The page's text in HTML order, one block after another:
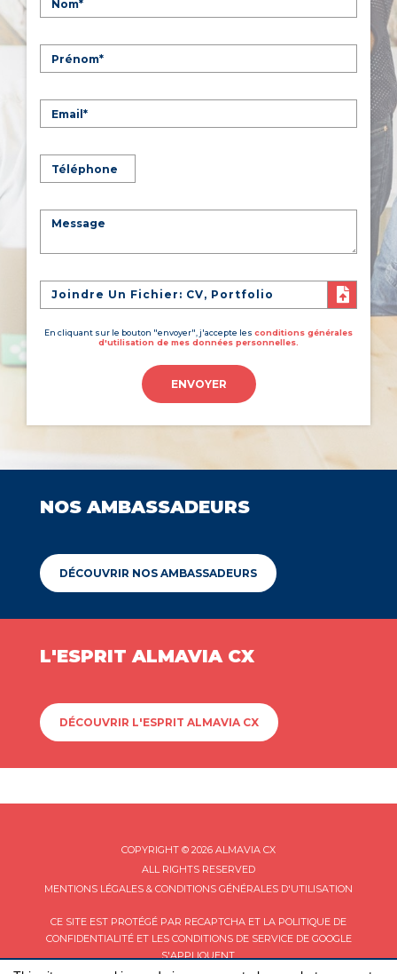
Joindre Un Fichier: CV, Portfolio
En cliquant sur le bouton "envoyer", j'accepte les conditions générales
d'utilisation de mes données personnelles.
ENVOYER
NOS AMBASSADEURS
DÉCOUVRIR NOS AMBASSADEURS
L'ESPRIT ALMAVIA CX
DÉCOUVRIR L'ESPRIT ALMAVIA CX
COPYRIGHT © 2026 ALMAVIA CX
ALL RIGHTS RESERVED
MENTIONS LÉGALES & CONDITIONS GÉNÉRALES D'UTILISATION
CE SITE EST PROTÉGÉ PAR RECAPTCHA ET LA POLITIQUE DE
CONFIDENTIALITÉET LES CONDITIONS DE SERVICEDE GOOGLE
S'APPLIQUENT.